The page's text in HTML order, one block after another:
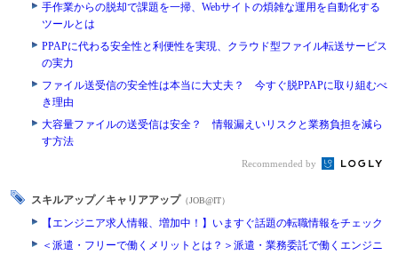
手作業からの脱却で課題を一掃、Webサイトの煩雑な運用を自動化する
ツールとは
PPAPに代わる安全性と利便性を実現、クラウド型ファイル転送サービス
の実力
ファイル送受信の安全性は本当に大丈夫？ 今すぐ脱PPAPに取り組むべ
き理由
大容量ファイルの送受信は安全？ 情報漏えいリスクと業務負担を減ら
す方法
Recommended by
スキルアップ／キャリアアップ （JOB@IT）
【エンジニア求人情報、増加中！】いますぐ話題の転職情報をチェック
＜派遣・フリーで働くメリットとは？＞派遣・業務委託で働くエンジニ